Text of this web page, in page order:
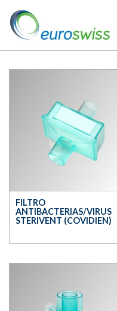
FILTRO
ANTIBACTERIAS/VIRUS
STERIVENT (COVIDIEN)